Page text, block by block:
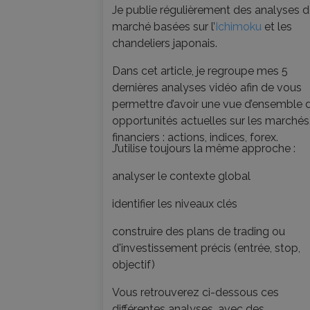
Je publie régulièrement des analyses
marché basées sur l’Ichimoku et les
chandeliers japonais.
Dans cet article, je regroupe mes 5
dernières analyses vidéo afin de vous
permettre d’avoir une vue d’ensemble
opportunités actuelles sur les marchés
financiers : actions, indices, forex.
J’utilise toujours la même approche :
analyser le contexte global
identifier les niveaux clés
construire des plans de trading ou
d'investissement précis (entrée, stop,
objectif)
Vous retrouverez ci-dessous ces